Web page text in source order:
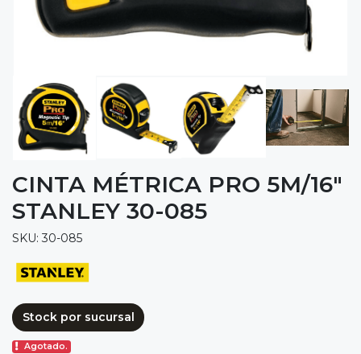
CINTA MÉTRICA PRO 5M/16"
STANLEY 30-085
SKU: 30-085
Stock por sucursal
Agotado.